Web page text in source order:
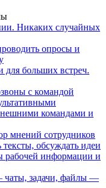
Никаких случайных
опросы и
для больших встреч.
с командой
командами и
мнений сотрудников
обсуждать идеи
рабочей информации и
чаты, задачи, файлы —